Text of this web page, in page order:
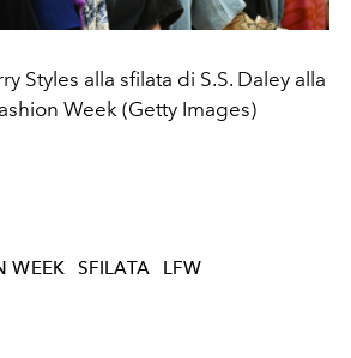
Styles alla sfilata di S.S. Daley alla
Week (Getty Images)
WEEK SFILATA
LFW